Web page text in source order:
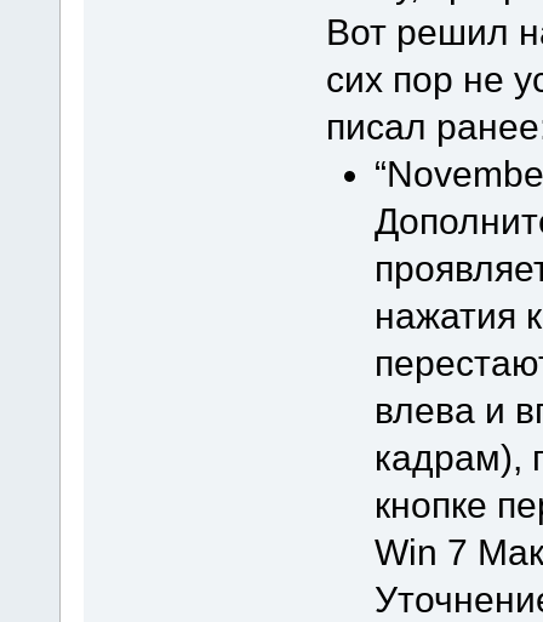
Вот решил
сих пор не
писал
нажатия
влева и
кадрам),
кнопке
Win 7